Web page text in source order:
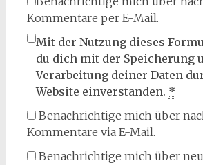
Kommentare per E-Mail.
Mit der Nutzung dieses
du dich mit der Speicherung
Verarbeitung deiner Daten
Website einverstanden. *
Benachrichtige mich über
Kommentare via E-Mail.
Benachrichtige mich über